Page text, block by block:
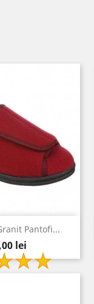
Pantofi...
lei
rapida
bordo